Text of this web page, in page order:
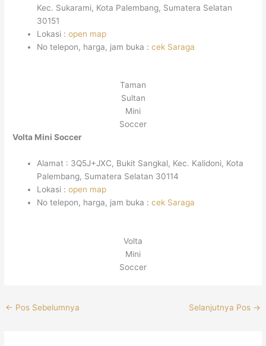
Kec. Sukarami, Kota Palembang, Sumatera Selatan
30151
Lokasi :open map
No telepon, harga, jam buka :cek Saraga
Taman
Sultan
Mini
Soccer
Volta Mini Soccer
Alamat : 3Q5J+JXC, Bukit Sangkal, Kec. Kalidoni, Kota
Palembang, Sumatera Selatan 30114
Lokasi :open map
No telepon, harga, jam buka :cek Saraga
Volta
Mini
Soccer
← Pos Sebelumnya Selanjutnya Pos →